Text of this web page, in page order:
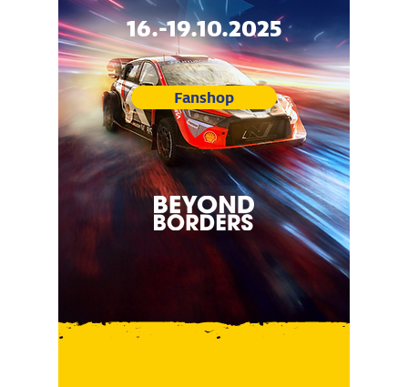
16.-19.10.2025
Fanshop